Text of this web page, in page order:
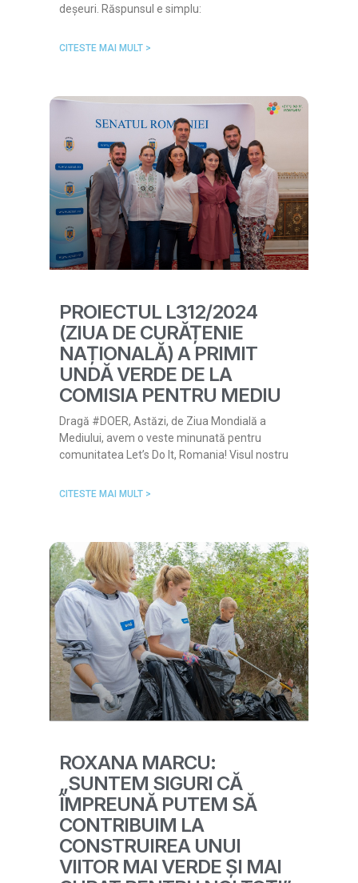
deșeuri. Răspunsul e simplu:
CITESTE MAI MULT >
PROIECTUL L312/2024
(ZIUA DE CURĂȚENIE
NAȚIONALĂ) A PRIMIT
UNDĂ VERDE DE LA
COMISIA PENTRU MEDIU
Dragă #DOER, Astăzi, de Ziua Mondială a
Mediului, avem o veste minunată pentru
comunitatea Let’s Do It, Romania! Visul nostru
CITESTE MAI MULT >
ROXANA MARCU:
„SUNTEM SIGURI CĂ
ÎMPREUNĂ PUTEM SĂ
CONTRIBUIM LA
CONSTRUIREA UNUI
VIITOR MAI VERDE ȘI MAI